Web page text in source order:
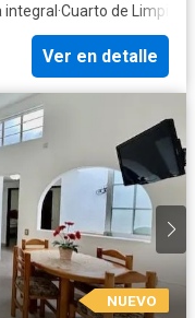
integral ·Cuarto de Limpieza
Ver en detalle
NUEVO